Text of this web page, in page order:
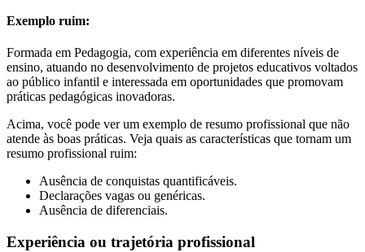
Exemplo ruim:
Formada em Pedagogia, com experiência em diferentes níveis de
ensino, atuando no desenvolvimento de projetos educativos voltados
ao público infantil e interessada em oportunidades que promovam
práticas pedagógicas inovadoras.
Acima, você pode ver um exemplo de resumo profissional que não
atende às boas práticas. Veja quais as características que tornam um
resumo profissional ruim:
Ausência de conquistas quantificáveis.
Declarações vagas ou genéricas.
Ausência de diferenciais.
Experiência ou trajetória profissional